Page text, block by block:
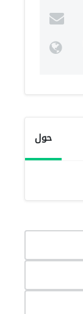
حول